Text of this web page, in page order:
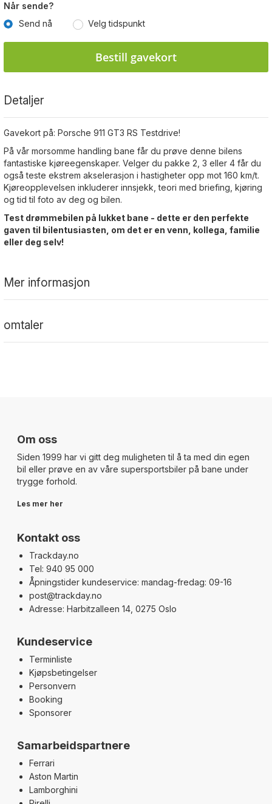
Når sende?
Send nå
Velg tidspunkt
Bestill gavekort
Detaljer
Gavekort på: Porsche 911 GT3 RS Testdrive!
På vår morsomme handling bane får du prøve denne bilens
fantastiske kjøreegenskaper. Velger du pakke 2, 3 eller 4 får du
også teste ekstrem akselerasjon i hastigheter opp mot 160 km/t.
Kjøreopplevelsen inkluderer innsjekk, teori med briefing, kjøring
og tid til foto av deg og bilen.
Test drømmebilen på lukket bane - dette er den perfekte
gaven til bilentusiasten, om det er en venn, kollega, familie
eller deg selv!
Mer informasjon
omtaler
Om oss
Siden 1999 har vi gitt deg muligheten til å ta med din egen
bil eller prøve en av våre supersportsbiler på bane under
trygge forhold.
Les mer her
Kontakt oss
Trackday.no
Tel: 940 95 000
Åpningstider kundeservice: mandag-fredag: 09-16
post@trackday.no
Adresse: Harbitzalleen 14, 0275 Oslo
Kundeservice
Terminliste
Kjøpsbetingelser
Personvern
Booking
Sponsorer
Samarbeidspartnere
Ferrari
Aston Martin
Lamborghini